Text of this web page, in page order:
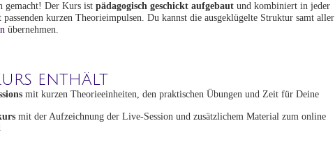
gemacht! Der Kurs ist pädagogisch geschickt aufgebaut und kombiniert in jeder
kurzen Theorieimpulsen. Du kannst die ausgeklügelte Struktur samt aller
übernehmen.
ENTHÄLT
mit kurzen Theorieeinheiten, den praktischen Übungen und Zeit für Deine
mit der Aufzeichnung der Live-Session und zusätzlichem Material zum online